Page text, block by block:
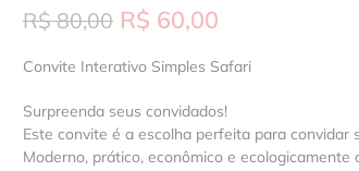
R$80,00 R$ 60,00
Convite Interativo Simples Safari
Surpreenda seus convidados!
Este convite é a escolha perfeita para convidar
Moderno, prático, econômico e